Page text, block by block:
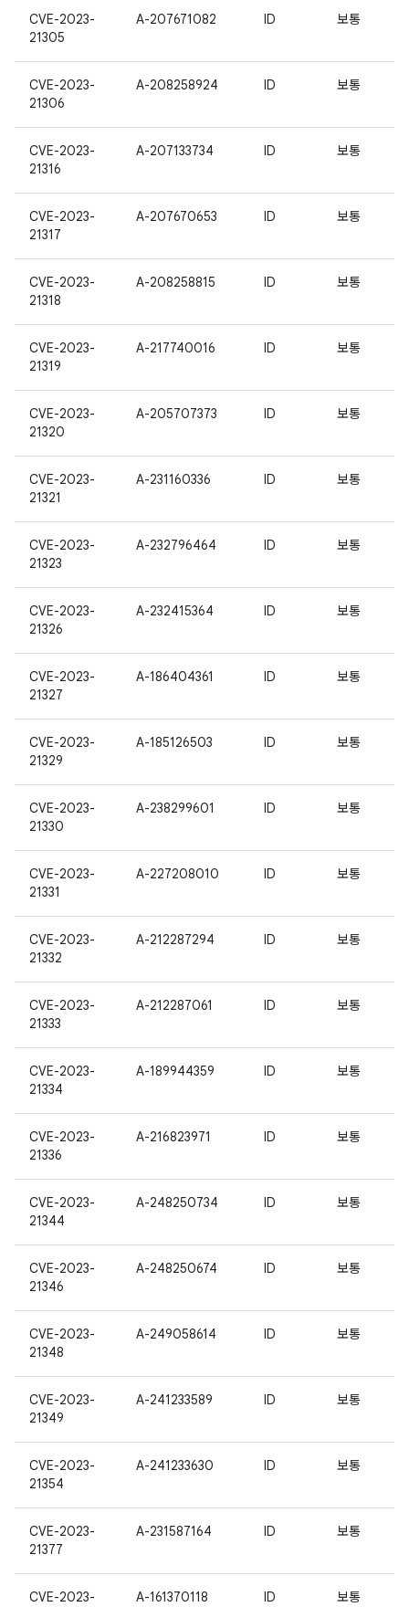
CVE-2023-
21305
A-207671082 ID 보통
CVE-2023-
21306
A-208258924 ID 보통
CVE-2023-
21316
A-207133734 ID 보통
CVE-2023-
21317
A-207670653 ID 보통
CVE-2023-
21318
A-208258815 ID 보통
CVE-2023-
21319
A-217740016 ID 보통
CVE-2023-
21320
A-205707373 ID 보통
CVE-2023-
21321
A-231160336 ID 보통
CVE-2023-
21323
A-232796464 ID 보통
CVE-2023-
21326
A-232415364 ID 보통
CVE-2023-
21327
A-186404361 ID 보통
CVE-2023-
21329
A-185126503 ID 보통
CVE-2023-
21330
A-238299601 ID 보통
CVE-2023-
21331
A-227208010 ID 보통
CVE-2023-
21332
A-212287294 ID 보통
CVE-2023-
21333
A-212287061 ID 보통
CVE-2023-
21334
A-189944359 ID 보통
CVE-2023-
21336
A-216823971 ID 보통
CVE-2023-
21344
A-248250734 ID 보통
CVE-2023-
21346
A-248250674 ID 보통
CVE-2023-
21348
A-249058614 ID 보통
CVE-2023-
21349
A-241233589 ID 보통
CVE-2023-
21354
A-241233630 ID 보통
CVE-2023-
21377
A-231587164 ID 보통
CVE-2023- A-161370118 ID 보통